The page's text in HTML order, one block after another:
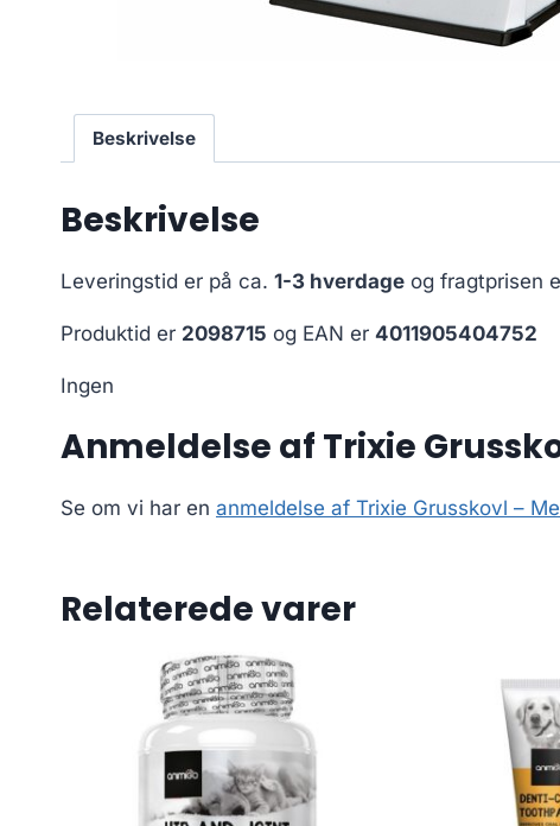
Beskrivelse
Beskrivelse
Leveringstid er på ca. 1-3 hverdage og fragtprisen
Produktid er 2098715 og EAN er 4011905404752
Ingen
Anmeldelse af Trixie
Se om vi har en anmeldelse af Trixie Grusskovl –
Relaterede varer